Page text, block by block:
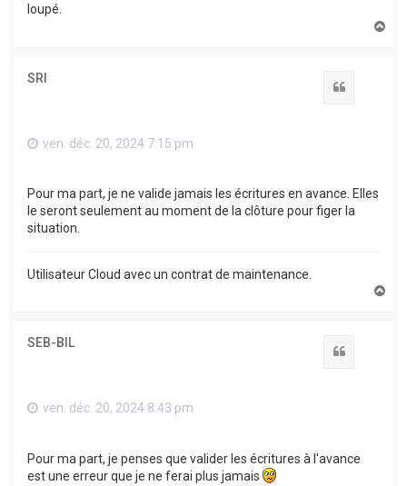
loupé.
SRI
ven. déc. 20, 2024 7:15 pm
Pour ma part, je ne valide jamais les écritures en avance. Elles
le seront seulement au moment de la clôture pour figer la
situation.
Utilisateur Cloud avec un contrat de maintenance.
SEB-BIL
ven. déc. 20, 2024 8:43 pm
Pour ma part, je penses que valider les écritures à l'avance
est une erreur que je ne ferai plus jamais